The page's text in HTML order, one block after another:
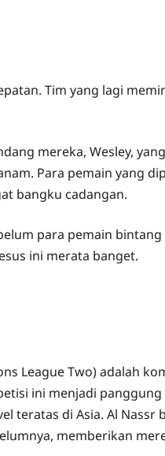
Tim yang lagi
mereka, Wesley,
Para pemain yang
bangku cadangan.
para pemain
ini merata banget.
League Two) adalah
ini menjadi
teratas di Asia. Al Nassr
memberikan